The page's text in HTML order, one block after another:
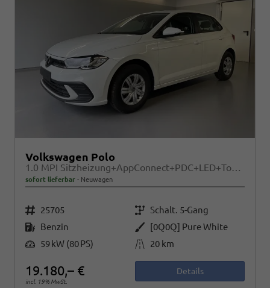
Volkswagen Polo
1.0 MPI Sitzheizung+AppConnect+PDC+LED+Touch+Lichtsensor+MultiLenkrad
sofort lieferbar Neuwagen
Fahrzeugnr. 25705 Getriebe Schalt. 5-Gang
Kraftstoff Benzin Außenfarbe
[0Q0Q] Pure White
Leistung 59 kW (80 PS) Kilometerstand 20 km
19.180,– €
incl. 19% MwSt.
Details